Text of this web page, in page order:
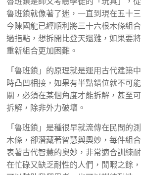
魯班鎖就像著了迷，一直到現在五十
今陳國龍已經順利將三十六根木條組
過指點，想拆開比登天還難，如果要
重新組合更加困難。
「魯班鎖」的原理就是運用古代建築
時凸凹相接，如果有半點錯位就不可
關，必須在某個角度才能拆解，甚至
拆解，除非外力破壞。
「魯班鎖」是種很早就流傳在民間的
木條，卻潛藏著智慧與奧妙，每件組
表著古代智慧的奧妙，非常適合訓練
在忙碌又缺乏耐性的人們，閒暇之餘